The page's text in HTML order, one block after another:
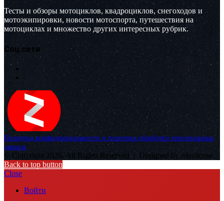
Тесты и обзоры мотоциклов, квадроциклов, снегоходов и
мотоэкипировки, новости мотоспорта, путешествия на
мотоциклах и множество других интересных рубрик.
Соц.сети
Политика конфиденциальности и политика обработки персональных
данных
© Copyright 2026, All Rights Reserved | Designed by muvikone
Back to top button
Close
Войти